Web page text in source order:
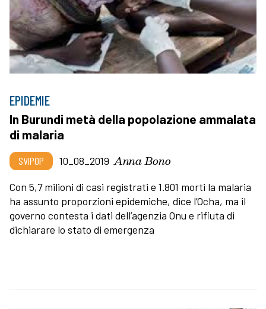
EPIDEMIE
In Burundi metà della popolazione ammalata
di malaria
SVIPOP 10_08_2019 Anna Bono
Con 5,7 milioni di casi registrati e 1.801 morti la malaria
ha assunto proporzioni epidemiche, dice l’Ocha, ma il
governo contesta i dati dell’agenzia Onu e rifiuta di
dichiarare lo stato di emergenza